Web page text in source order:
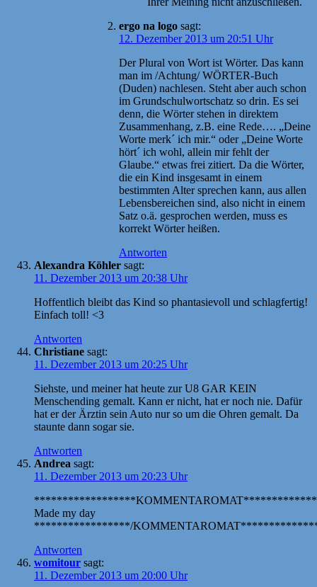
ergo na logo sagt:
12. Dezember 2013 um 20:51 Uhr
Der Plural von Wort ist Wörter. Das kann
man im /Achtung/ WÖRTER-Buch
(Duden) nachlesen. Steht aber auch schon
im Grundschulwortschatz so drin. Es sei
denn, die Wörter stehen in direktem
Zusammenhang, z.B. eine Rede…. „Deine
Worte merk´ ich mir.“ oder „Deine Worte
hört´ ich wohl, allein mir fehlt der
Glaube.“ etwas frei zitiert. Da die Wörter,
die ein Kind insgesamt in einem
bestimmten Alter sprechen kann, aus allen
Lebensbereichen sind, also nicht in einem
Satz o.ä. gesprochen werden, muss es
korrekt Wörter heißen.
Antworten
Alexandra Köhler sagt:
11. Dezember 2013 um 20:38 Uhr
Hoffentlich bleibt das Kind so phantasievoll und schlagfertig!
Einfach toll! <3
Antworten
Christiane sagt:
11. Dezember 2013 um 20:25 Uhr
Siehste, und meiner hat heute zur U8 GAR KEIN
Menschending gemalt. Kann er nicht, hat er noch nie. Dafür
hat er der Ärztin sein Auto nur so um die Ohren gemalt. Da
staunte dann sogar sie.
Antworten
Andrea sagt:
11. Dezember 2013 um 20:23 Uhr
Made my day
*****************/
Antworten
womitour sagt:
11. Dezember 2013 um 20:00 Uhr